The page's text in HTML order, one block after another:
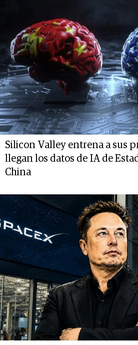
Silicon Valley entrena a sus
llegan los datos de IA de
China